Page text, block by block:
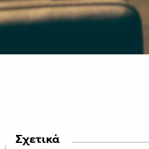
Σχετικά